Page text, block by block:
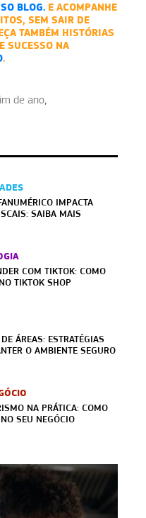
BLOG. E ACOMPANHE
SEM SAIR DE
TAMBÉM HISTÓRIAS
SUCESSO NA
.
de ano,
IMPACTA
SAIBA MAIS
COM TIKTOK: COMO
TIKTOK SHOP
ÁREAS: ESTRATÉGIAS
O AMBIENTE SEGURO
NA PRÁTICA: COMO
SEU NEGÓCIO